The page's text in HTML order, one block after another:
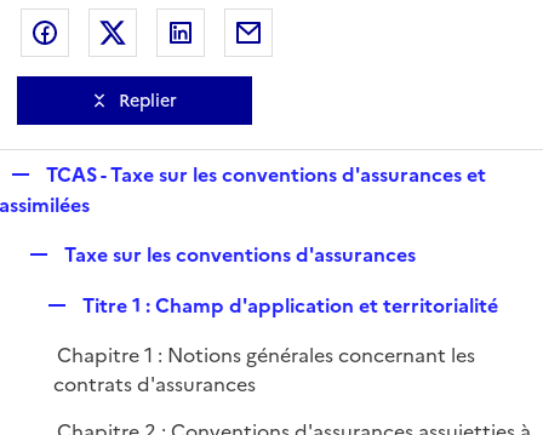
Partager sur Facebook
Partager sur Twitter
Partager sur LinkedIn
Replier
e
l
TCAS - Taxe sur les conventions d'assurances et
assimilées
p
e
r
Taxe sur les conventions d'assurances
p
l
i
Titre 1 : Champ d'application et territorialité
Chapitre 1 : Notions générales concernant les
contrats d'assurances